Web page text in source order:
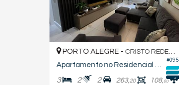
#095
PORTO ALEGRE - CRISTO REDENTOR
3 2 2 263,20 108,00